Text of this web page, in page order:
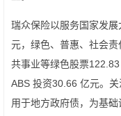
瑞众保险以服务国家发
元，绿色、普惠、社会
共事业等绿色股票
ABS 投资30.66 亿元。
用于地方政府债，为基